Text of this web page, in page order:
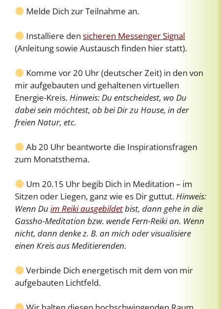
Melde Dich zur Teilnahme an.
Installiere densicheren Messenger Signal
(Anleitung sowie Austausch finden hier statt).
Komme vor 20 Uhr (deutscher Zeit) in den von
mir aufgebauten und gehaltenen virtuellen
Energie-Kreis.Hinweis: Du entscheidest, wo Du
dabei sein möchtest, ob bei Dir zu Hause, in der
freien Natur, etc.
Ab 20 Uhr beantworte die Inspirationsfragen
zum Monatsthema.
Um 20.15 Uhr begib Dich in Meditation – im
Sitzen oder Liegen, ganz wie es Dir guttut.Hinweis:
Wenn Duim Reiki ausgebildetbist, dann gehe in die
Gassho-Meditation bzw. wende Fern-Reiki an. Wenn
nicht, dann denke z. B. an mich oder visualisiere
einen Kreis aus Meditierenden.
Verbinde Dich energetisch mit dem von mir
aufgebauten Lichtfeld.